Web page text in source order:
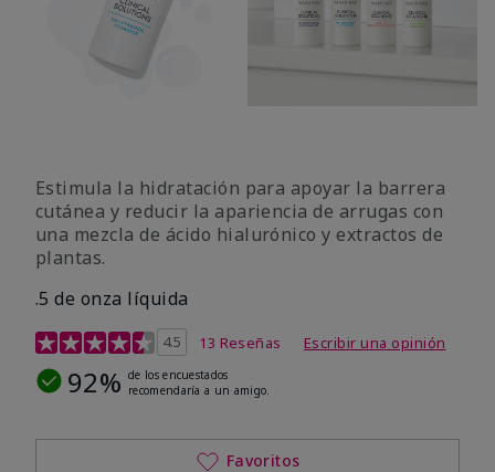
Estimula la hidratación para apoyar la barrera
cutánea y reducir la apariencia de arrugas con
una mezcla de ácido hialurónico y extractos de
plantas.
.5 de onza líquida
Calificación de clientes de 3,2 de 5
4.5 13 Reseñas Escribir una opinión
92% de los encuestados
recomendaría a un amigo.
Favoritos